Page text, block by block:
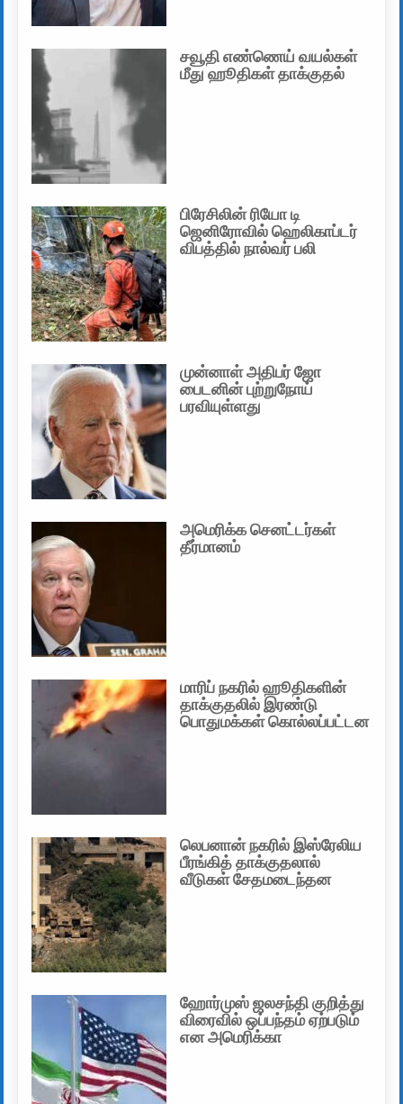
சவூதி எண்ணெய் வயல்கள்
மீது ஹூதிகள் தாக்குதல்
பிரேசிலின் ரியோ டி
ஜெனிரோவில் ஹெலிகாப்டர்
விபத்தில் நால்வர் பலி
முன்னாள் அதிபர் ஜோ
பைடனின் புற்றுநோய்
பரவியுள்ளது
அமெரிக்க செனட்டர்கள்
தீர்மானம்
மாரிப் நகரில் ஹூதிகளின்
தாக்குதலில் இரண்டு
பொதுமக்கள் கொல்லப்பட்டன
லெபனான் நகரில் இஸ்ரேலிய
பீரங்கித் தாக்குதலால்
வீடுகள் சேதமடைந்தன
ஹோர்முஸ் ஜலசந்தி குறித்து
விரைவில் ஒப்பந்தம் ஏற்படும்
என அமெரிக்கா